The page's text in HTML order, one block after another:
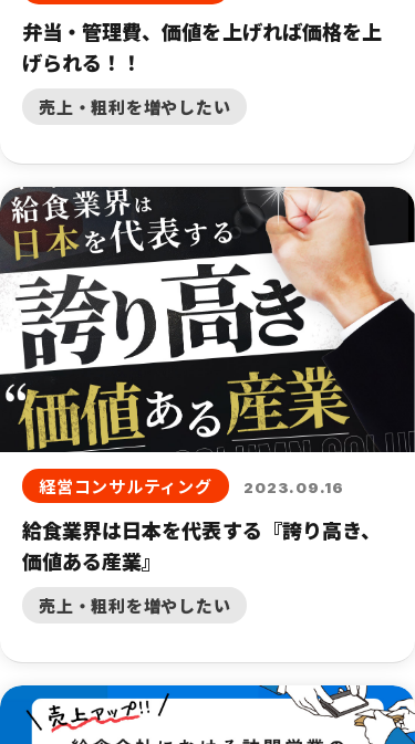
弁当・管理費、価値を上げれば価格を上
げられる！！
売上・粗利を増やしたい
経営コンサルティング 2023.09.16
給食業界は日本を代表する『誇り高き、
価値ある産業』
売上・粗利を増やしたい